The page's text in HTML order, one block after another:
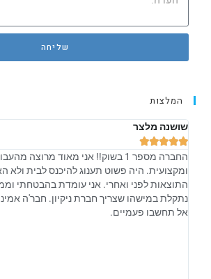
שליחה
המלצות
שושנה מלצר





החברה מספר 1 בשוק!! אני מאוד מרוצה
ומקצועית. היה פשוט תענוג להיכנס לבית ולא
התוצאות לפני ואחרי. אני עומדת בהבטחתי
נתקלת במישהו שצריך חברת ניקיון. חבר'ה אמינים
אל תחשבו פעמיים.